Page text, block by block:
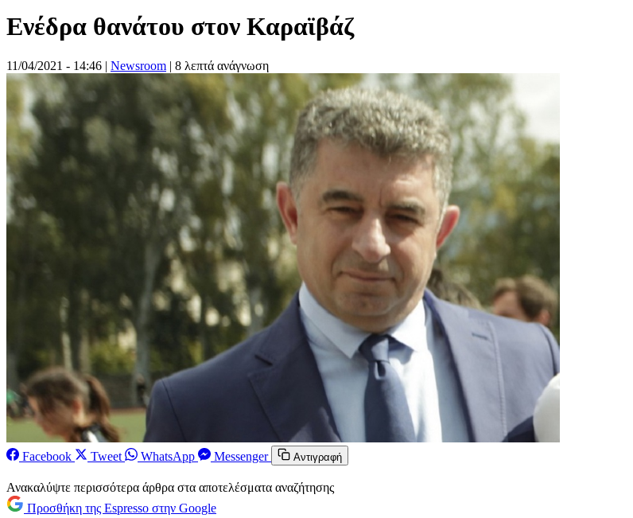
Ενέδρα θανάτου στον Καραϊβάζ
11/04/2021 - 14:46 | Newsroom | 8 λεπτά ανάγνωση
Facebook Tweet WhatsApp Messenger Αντιγραφή
Ανακαλύψτε περισσότερα άρθρα στα αποτελέσματα αναζήτησης
Προσθήκη της Espresso στην Google